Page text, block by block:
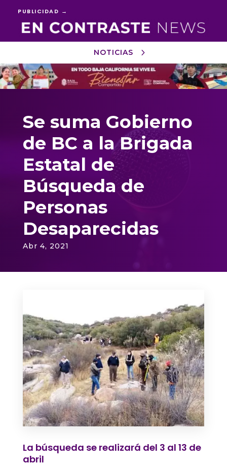
PUBLICIDAD →
NOTICIAS
Reproductor
de
vídeo
Se suma Gobierno
de BC a la Brigada
Estatal de
Búsqueda de
Personas
Desaparecidas
Abr 4, 2021
La búsqueda se realizará del 3 al 13 de
abril